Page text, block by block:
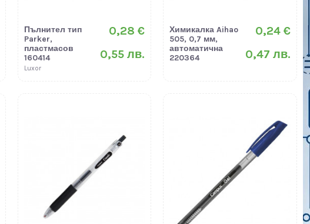
Пълнител тип
Parker,
пластмасов
160414
Luxor
0,28 €
0,55 лв.
Химикалка Aihao
505, 0,7 мм,
автоматична
220364
0,24 €
0,47 лв.